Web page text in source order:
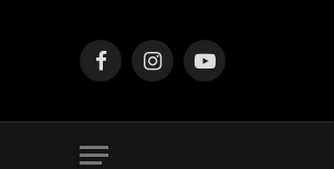
FacebookInstagramYouTube